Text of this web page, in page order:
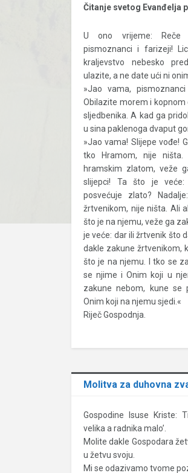
Čitanje svetog Evanđelja
U ono vrijeme: Reče
pismoznanci i farizeji!
kraljevstvo nebesko
ulazite, a ne date ući ni
»Jao vama,
Obilazite morem i kopnom
sljedbenika. A kad ga
u sina paklenoga dvaput
»Jao vama! Slijepe vođe!
tko Hramom, nije
hramskim zlatom, veže
slijepci! Ta što je
posvećuje zlato?
žrtvenikom, nije ništa. Ali
što je na njemu, veže ga
je veće: dar ili žrtvenik što
dakle zakune žrtvenikom,
što je na njemu. I tko se
se njime i Onim koji u
zakune nebom, kune se
Onim koji na njemu sjedi.«
Riječ Gospodnja.
Molitva za duhovna
Gospodine Isuse Kriste:
velika a radnika malo’.
Molite dakle Gospodara
u žetvu svoju.
Mi se odazivamo tvome